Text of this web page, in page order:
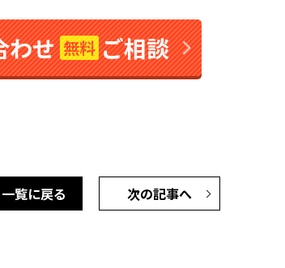
わせ無料 ご相談
次の記事へ
一覧に戻る